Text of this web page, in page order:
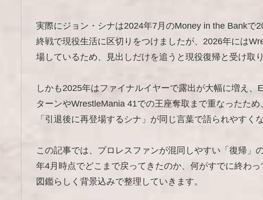
実際にジョン・シナは2024年7月のMoney in the Bankで
終戦で現役生活に区切りをつけましたが、2026年には
場しているため、見出しだけを追うと現役復帰と受け取
しかも2025年はファイナルイヤーで露出が大幅に増え
ターンやWrestleMania 41での王座奪取まで重なったた
「引退後に再登場するシナ」が同じ言葉で語られやすく
この記事では、プロレスファンが混同しやすい「復帰」
年4月時点でどこまで戻ってきたのか、何がすでに終わ
図鑑らしく背景込みで整理していきます。